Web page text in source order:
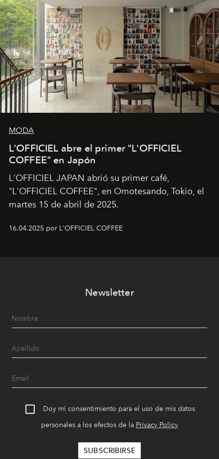
MODA
L'OFFICIEL abre el primer "L'OFFICIEL
COFFEE" en Japón
L'OFFICIEL JAPAN abrió su primer café,
"L'OFFICIEL COFFEE", en Omotesando, Tokio, el
martes 15 de abril de 2025.
16.04.2025 por L'OFFICIEL COFFEE
Newsletter
Doy mi consentimiento para el uso de mis datos
personales a los efectos de la Privacy Policy